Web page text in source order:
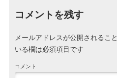
コメントを残す
メールアドレスが公開されるこ
いる欄は必須項目です
コメント